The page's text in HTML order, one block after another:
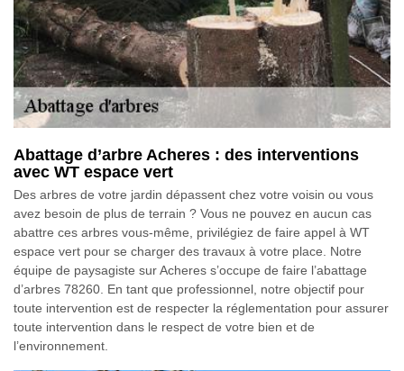
Abattage d’arbre Acheres : des interventions
avec WT espace vert
Des arbres de votre jardin dépassent chez votre voisin ou vous
avez besoin de plus de terrain ? Vous ne pouvez en aucun cas
abattre ces arbres vous-même, privilégiez de faire appel à WT
espace vert pour se charger des travaux à votre place. Notre
équipe de paysagiste sur Acheres s’occupe de faire l’abattage
d’arbres 78260. En tant que professionnel, notre objectif pour
toute intervention est de respecter la réglementation pour assurer
toute intervention dans le respect de votre bien et de
l’environnement.